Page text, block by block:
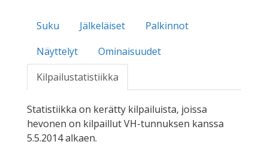
Suku Jälkeläiset
Palkinnot
Näyttelyt
Ominaisuudet
Kilpailustatistiikka
Statistiikka on kerätty kilpailuista, joissa
hevonen on kilpaillut VH-tunnuksen kanssa
5.5.2014 alkaen.